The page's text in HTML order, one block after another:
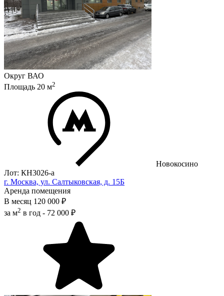
Округ ВАО
Площадь 20 м2
Новокосино
Лот: КН3026-a
г. Москва, ул. Салтыковская, д. 15Б
Аренда помещения
В месяц 120 000 ₽
за м2 в год - 72 000 ₽